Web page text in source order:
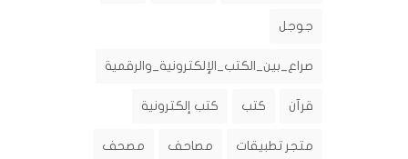
جوجل
صراع_بين_الكتب_الإلكترونية_والرقمية
قرآن كتب كتب إلكترونية
متجر تطبيقات مصاحف مصحف